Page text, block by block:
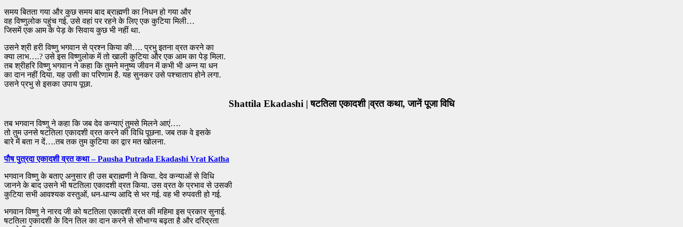
समय बितता गया और कुछ समय बाद ब्राह्मणी का निधन हो गया और
वह विष्णुलोक पहुंच गई. उसे वहां पर रहने के लिए एक कुटिया मिली…
जिसमें एक आम के पेड़ के सिवाय कुछ भी नहीं था.
उसने श्री हरी विष्णु भगवान से प्रश्न किया की…. प्रभु इतना व्रत करने का
क्या लाभ….? उसे इस विष्णुलोक में तो खाली कुटिया और एक आम का पेड़ मिला.
तब श्रीहरि विष्णु भगवान ने कहा कि तुमने मनुष्य जीवन में कभी भी अन्न या धन
का दान नहीं दिया. यह उसी का परिणाम है. यह सुनकर उसे पश्चाताप होने लगा.
उसने प्रभु से इसका उपाय पूछा.
Shattila Ekadashi | षटतिला एकादशी |व्रत कथा, जानें पूजा विधि
तब भगवान विष्णु ने कहा कि जब देव कन्याएं तुमसे मिलने आएं….
तो तुम उनसे षटतिला एकादशी व्रत करने की विधि पूछना. जब तक वे इसके
बारे में बता न दें….तब तक तुम कुटिया का द्वार मत खोलना.
पौष पुत्रदा एकादशी व्रत कथा – Pausha Putrada Ekadashi Vrat Katha
भगवान विष्णु के बताए अनुसार ही उस ब्राह्मणी ने किया. देव कन्याओं से विधि
जानने के बाद उसने भी षटतिला एकादशी व्रत किया. उस व्रत के प्रभाव से उसकी
कुटिया सभी आवश्यक वस्तुओं, धन-धान्य आदि से भर गई. वह भी रुपवती हो गई.
भगवान विष्णु ने नारद जी को षटतिला एकादशी व्रत की महिमा इस प्रकार सुनाई.
षटतिला एकादशी के दिन तिल का दान करने से सौभाग्य बढ़ता है और दरिद्रता